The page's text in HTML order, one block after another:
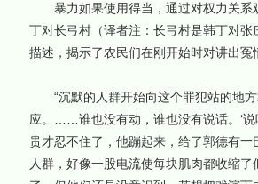
暴力如果使用得当，通过对权力关系
丁对长弓村（译者注：长弓村是韩丁对
描述，揭示了农民们在刚开始时对讲出
“沉默的人群开始向这个罪犯站的地
应。……谁也没有动，谁也没有说话。‘说
贵才忍不住了，他蹦起来，给了郭德有
人群，好像一股电流使每块肌肉都收缩